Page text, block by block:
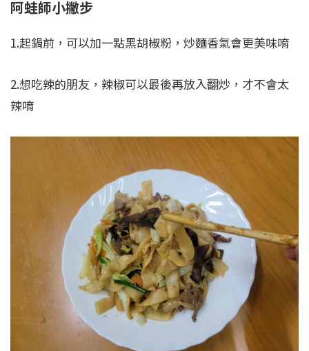
阿蛙師小撇步
1.起鍋前，可以加一點黑胡椒粉，炒麵香氣會更美味唷
2.想吃辣的朋友，辣椒可以最後再放入翻炒，才不會太
辣唷